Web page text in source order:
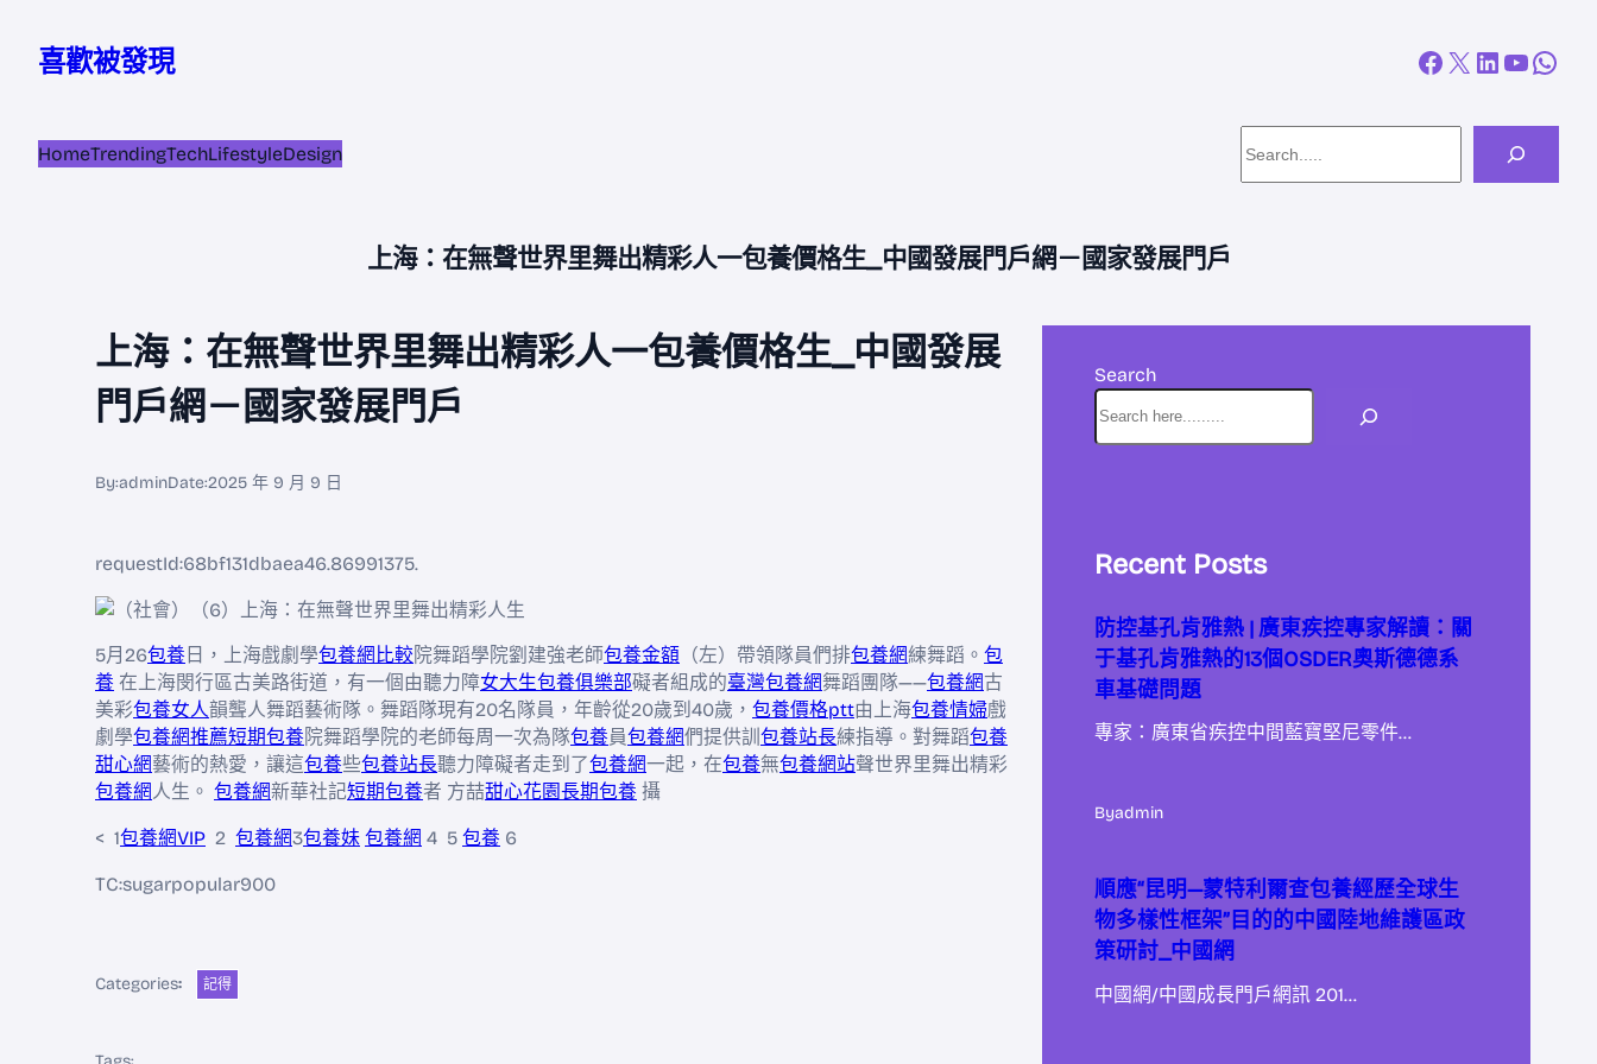
喜歡被發現 Facebook X LinkedIn YouTube WhatsApp
HomeTrendingTechLifestyleDesign
上海：在無聲世界里舞出精彩人一包養價格生_中國發展門戶網－國家發展門戶
上海：在無聲世界里舞出精彩人一包養價格生_中國發展
門戶網－國家發展門戶
By:adminDate:2025 年 9 月 9 日
requestId:68bf131dbaea46.86991375.
5月26包養 日，上海戲劇學包養網比較 院舞蹈學院劉建強老師包養金額 （左）帶領隊員們排包養網練舞蹈。 包
養 在上海閔行區古美路街道，有一個由聽力障女大生包養俱樂部礙者組成的臺灣包養網舞蹈團隊——包養網古
美彩包養女人韻聾人舞蹈藝術隊。舞蹈隊現有20名隊員，年齡從20歲到40歲， 包養價格ptt由上海包養情婦戲
劇學包養網推薦短期包養 院舞蹈學院的老師每周一次為隊包養員包養網們提供訓 包養站長練指導。對舞蹈包養
甜心網藝術的熱愛，讓這包養些包養站長聽力障礙者走到了包養網一起，在包養無包養網站聲世界里舞出精彩
包養網人生。 包養網新華社記短期包養者 方喆甜心花園長期包養 攝
< 1包養網VIP 2 包養網3包養妹 包養網 4 5 包養 6
TC:sugarpopular900
Categories: 記得
Search
Recent Posts
防控基孔肯雅熱 | 廣東疾控專家解讀：關
于基孔肯雅熱的13個OSDER奧斯德德系
車基礎問題
專家：廣東省疾控中間藍寶堅尼零件…
Byadmin
順應“昆明—蒙特利爾查包養經歷全球生
物多樣性框架”目的的中國陸地維護區政
策研討_中國網
中國網/中國成長門戶網訊 201…